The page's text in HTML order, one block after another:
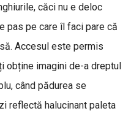
căci nu e deloc
pas pe care îl faci pare că
Accesul este permis
obține imagini de-a dreptul
când pădurea se
reflectă halucinant paleta